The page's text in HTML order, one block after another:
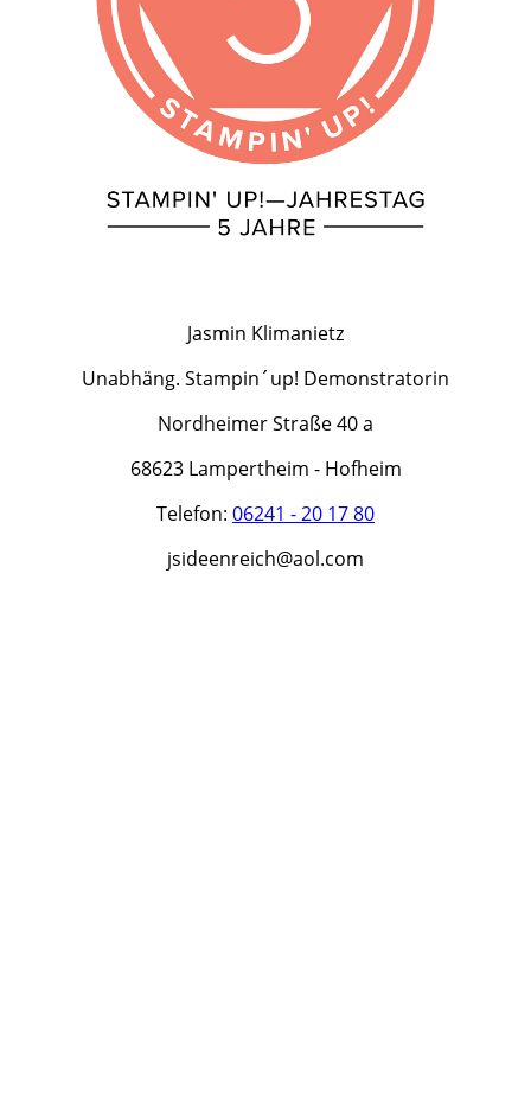
Jasmin Klimanietz
Unabhäng. Stampin´up! Demonstratorin
Nordheimer Straße 40 a
68623 Lampertheim - Hofheim
Telefon: 06241 - 20 17 80
jsideenreich@aol.com